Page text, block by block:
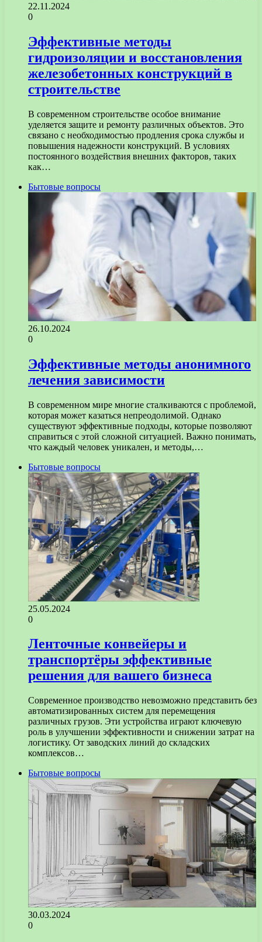
22.11.2024
0
Эффективные методы
гидроизоляции и восстановления
железобетонных конструкций в
строительстве
В современном строительстве особое внимание
уделяется защите и ремонту различных объектов. Это
связано с необходимостью продления срока службы и
повышения надежности конструкций. В условиях
постоянного воздействия внешних факторов, таких
как…
Бытовые вопросы
26.10.2024
0
Эффективные методы анонимного
лечения зависимости
В современном мире многие сталкиваются с проблемой,
которая может казаться непреодолимой. Однако
существуют эффективные подходы, которые позволяют
справиться с этой сложной ситуацией. Важно понимать,
что каждый человек уникален, и методы,…
Бытовые вопросы
25.05.2024
0
Ленточные конвейеры и
транспортёры эффективные
решения для вашего бизнеса
Современное производство невозможно представить без
автоматизированных систем для перемещения
различных грузов. Эти устройства играют ключевую
роль в улучшении эффективности и снижении затрат на
логистику. От заводских линий до складских
комплексов…
Бытовые вопросы
30.03.2024
0